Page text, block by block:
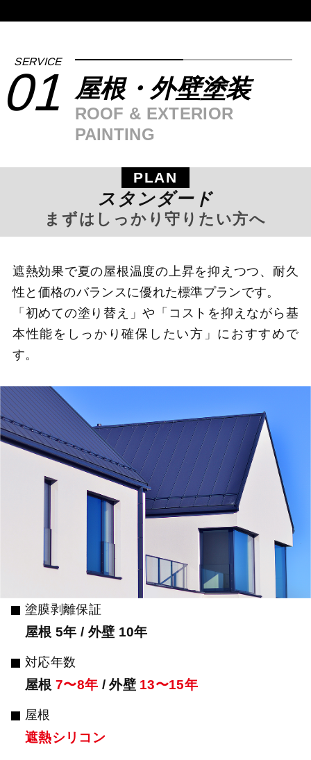
SERVICE
屋根・外壁塗装
ROOF & EXTERIOR
PAINTING
PLAN
スタンダード
まずはしっかり守りたい方へ
遮熱効果で夏の屋根温度の上昇を抑えつつ、耐久
性と価格のバランスに優れた標準プランです。
「初めての塗り替え」や「コストを抑えながら基
本性能をしっかり確保したい方」におすすめで
す。
塗膜剥離保証
屋根 5年 / 外壁 10年
対応年数
屋根 7〜8年 / 外壁 13〜15年
屋根
遮熱シリコン